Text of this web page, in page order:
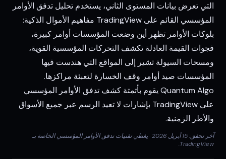
التي تعرض بيانات المستوى الثاني، يستخدم تحليل تدفق الأوامر
المؤسسي القائم على TradingView مفاهيم الأموال الذكية:
بلوكات الأوامر تظهر أين وضعت المؤسسات أوامر كبيرة،
فجوات القيمة العادلة تكشف التحركات المؤسسية القوية،
ومسحات السيولة تشير إلى المواقع التي هندست فيها
المؤسسات صيد أوامر وقف الخسارة لتعبئة مراكزها.
Quantum Algo يقوم بأتمتة كشف تدفق الأوامر المؤسسي
على TradingView بإشارات لا تعيد الرسم عبر جميع الأسواق
والأطر الزمنية.
آخر تحقق: 15 أبريل 2026 · يغطي تقنيات تدفق الأوامر المؤسسي الخاصة بـ
TradingView.